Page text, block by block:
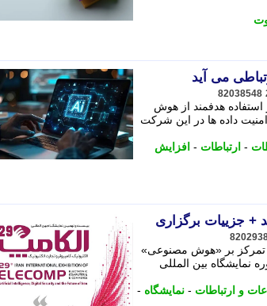
می آید
82038548
هدفمند از هوش
داده ها در این شرکت
- ارتباطات - افزایش
+ جزییات برگزاری
تمرکز بر «هوش مصنوعی»
نمایشگاه بین المللی
و ارتباطات - نمایشگاه -